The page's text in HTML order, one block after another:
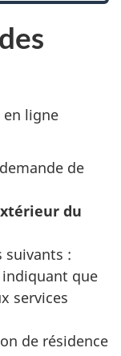
en ligne
de
du
suivants :
que
services
de résidence